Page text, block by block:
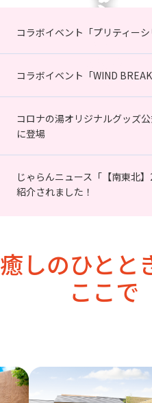
コラボイベント「プリティー
コラボイベント「WIND
コロナの湯オリジナルグッズ
に登場
じゃらんニュース「【南東北
紹介されました！
癒しのひとと
ここで